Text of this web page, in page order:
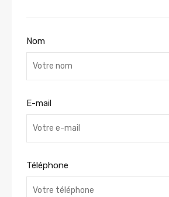
Nom
E-mail
Téléphone